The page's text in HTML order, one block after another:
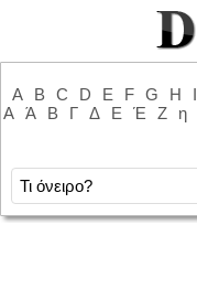
A B C D E F G H I
Α Ά Β Γ Δ Ε Έ Ζ η